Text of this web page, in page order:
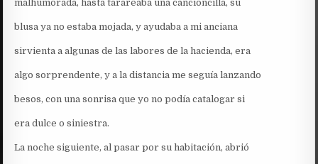
malhumorada, hasta tarareaba una cancioncilla, su
blusa ya no estaba mojada, y ayudaba a mi anciana
sirvienta a algunas de las labores de la hacienda, era
algo sorprendente, y a la distancia me seguía lanzando
besos, con una sonrisa que yo no podía catalogar si
era dulce o siniestra.
La noche siguiente, al pasar por su habitación, abrió